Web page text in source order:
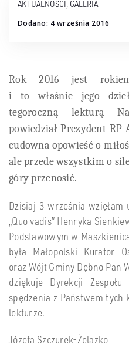
AKTUALNOŚCI, GALERIA
Dodano: 4 września 2016
Rok 2016 jest
i to właśnie jego
tegoroczną lekturą
powiedział Prezydent
cudowna opowieść o
ale przede wszystkim o
góry przenosić.
Dzisiaj 3 września wzięłam
„Quo vadis” Henryka
Podstawowym w
była Małopolski Kurator
oraz Wójt Gminy Dębno Pan
dziękuje Dyrekcji
spędzenia z Państwem
lekturze.
Józefa Szczurek-Żelazko